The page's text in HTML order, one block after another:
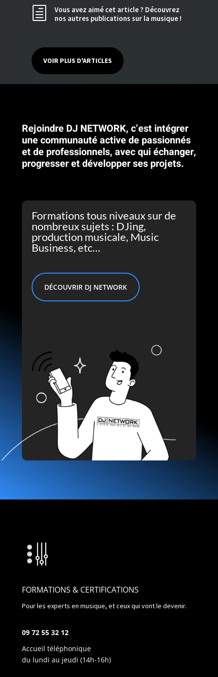
h
Vous avez aimé cet article ? Découvrez
nos autres publications sur la musique !
VOIR PLUS D'ARTICLES
Rejoindre DJ NETWORK, c’est intégrer
une communauté active de passionnés
et de professionnels, avec qui échanger,
progresser et développer ses projets.
Formations tous niveaux sur de
nombreux sujets : DJing,
production musicale, Music
Business, etc…
DÉCOUVRIR DJ NETWORK
FORMATIONS & CERTIFICATIONS
Pour les experts en musique, et ceux qui vont le devenir.
09 72 55 32 12
Accueil téléphonique
du lundi au jeudi (14h-16h)